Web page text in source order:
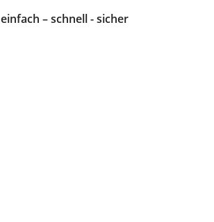
einfach – schnell - sicher